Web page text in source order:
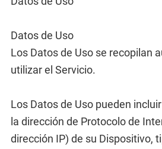
Datos de Uso
Los Datos de Uso se recopilan
utilizar el Servicio.
Los Datos de Uso pueden
la dirección de Protocolo de
dirección IP) de su Dispositivo,